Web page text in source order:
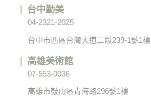
台中勤美
04-2321-2025
台中市西區台灣大道二段239-1號1樓
高雄美術館
07-553-0036
高雄市鼓山區青海路296號1樓